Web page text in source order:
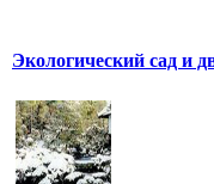
Экологический сад и